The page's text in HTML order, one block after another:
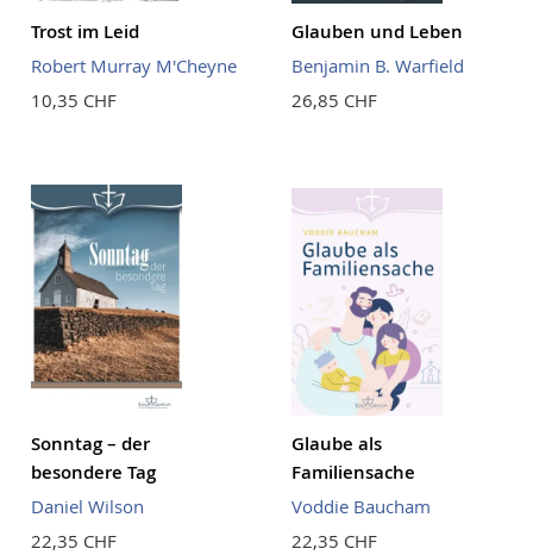
Trost im Leid
Robert Murray M'Cheyne
10,35 CHF
Glauben und Leben
Benjamin B. Warfield
26,85 CHF
Sonntag – der
besondere Tag
Daniel Wilson
22,35 CHF
Glaube als
Familiensache
Voddie Baucham
22,35 CHF